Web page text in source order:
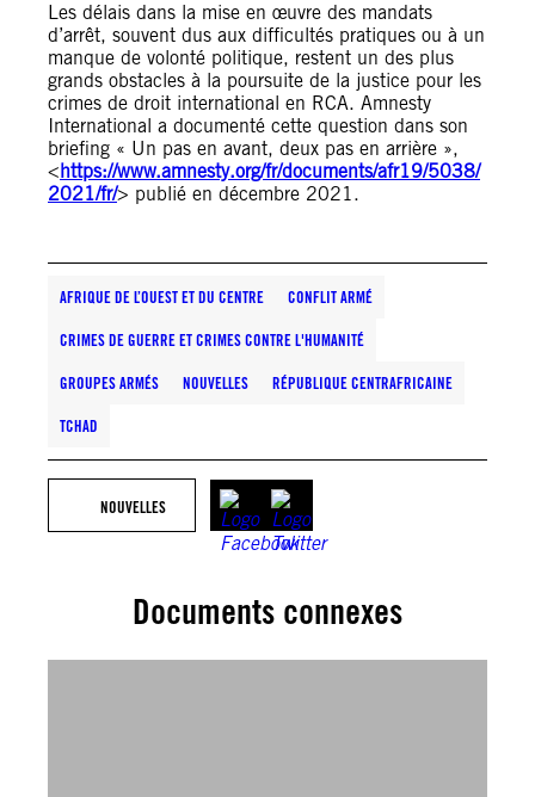
Les délais dans la mise en œuvre des mandats
d’arrêt, souvent dus aux difficultés pratiques ou à un
manque de volonté politique, restent un des plus
grands obstacles à la poursuite de la justice pour les
crimes de droit international en RCA. Amnesty
International a documenté cette question dans son
briefing « Un pas en avant, deux pas en arrière »,
<https://www.amnesty.org/fr/documents/afr19/5038/
2021/fr/> publié en décembre 2021.
AFRIQUE DE L’OUEST ET DU CENTRE CONFLIT ARMÉ
CRIMES DE GUERRE ET CRIMES CONTRE L'HUMANITÉ
GROUPES ARMÉS NOUVELLES RÉPUBLIQUE CENTRAFRICAINE
TCHAD
NOUVELLES
Documents connexes